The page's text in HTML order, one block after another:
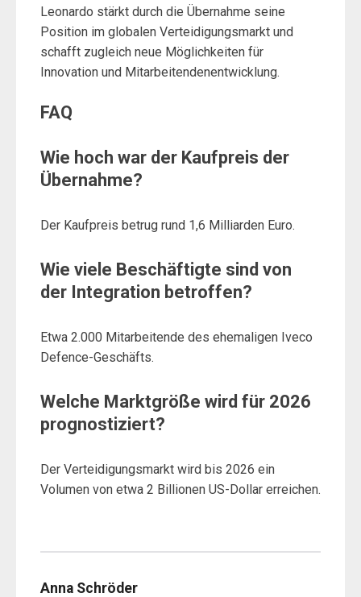
Leonardo stärkt durch die Übernahme seine
Position im globalen Verteidigungsmarkt und
schafft zugleich neue Möglichkeiten für
Innovation und Mitarbeitendenentwicklung.
FAQ
Wie hoch war der Kaufpreis der
Übernahme?
Der Kaufpreis betrug rund 1,6 Milliarden Euro.
Wie viele Beschäftigte sind von
der Integration betroffen?
Etwa 2.000 Mitarbeitende des ehemaligen Iveco
Defence-Geschäfts.
Welche Marktgröße wird für 2026
prognostiziert?
Der Verteidigungsmarkt wird bis 2026 ein
Volumen von etwa 2 Billionen US-Dollar erreichen.
Anna Schröder